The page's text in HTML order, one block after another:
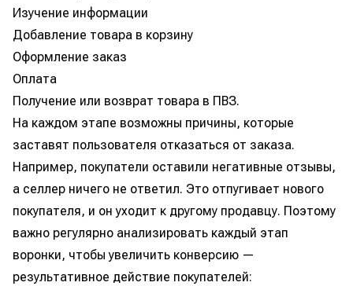
Изучение информации
Добавление товара в корзину
Оформление заказ
Оплата
Получение или возврат товара в ПВЗ.
На каждом этапе возможны причины, которые
заставят пользователя отказаться от заказа.
Например, покупатели оставили негативные отзывы,
а селлер ничего не ответил. Это отпугивает нового
покупателя, и он уходит к другому продавцу. Поэтому
важно регулярно анализировать каждый этап
воронки, чтобы увеличить конверсию —
результативное действие покупателей: